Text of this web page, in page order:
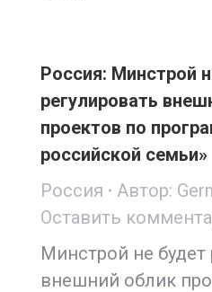
Россия: Минстрой
регулировать
проектов по
российской семьи»
Россия
Автор:
Оставить
Минстрой не будет
внешний облик